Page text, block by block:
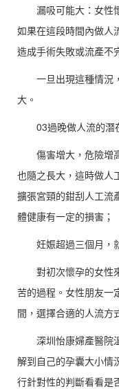
漏吸可能大：女性
如果在這段時間內做人
造成手術失敗或流產不
一旦出現這種情況
大。
03過晚做人流的潛
傷害增大，危險增
也隨之長大，這時做人
擴張宮頸的鉗刮人工流
體健康有一定的損害；
妊娠超過三個月，
對初次懷孕的女性
苦的過程。女性朋友一
間，選擇合適的人流方
深圳怡康婦產醫院
解到自己的孕囊大小情
行針對性的判斷看看是